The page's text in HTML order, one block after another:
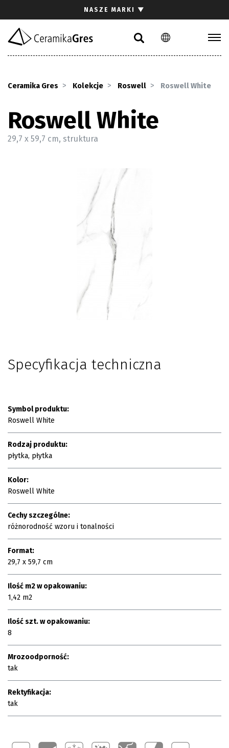
PL EN DE
NASZE MARKI ▼
Ceramika Gres Kolekcje Roswell Roswell White
Roswell White
29,7 x 59,7 cm, struktura
Specyfikacja techniczna
Symbol produktu:
Roswell White
Rodzaj produktu:
płytka, płytka
Kolor:
Roswell White
Cechy szczególne:
różnorodność wzoru i tonalności
Format:
29,7 x 59,7 cm
Ilość m2 w opakowaniu:
1,42 m2
Ilość szt. w opakowaniu:
8
Mrozoodporność:
tak
Rektyfikacja:
tak
Inspiracje
Pytania i odpowiedzi
Kontakt